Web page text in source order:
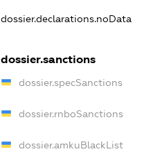
dossier.declarations.noData
dossier.sanctions
dossier.specSanctions
dossier.rnboSanctions
dossier.amkuBlackList